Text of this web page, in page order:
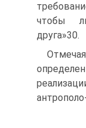
чтобы
друга»30.